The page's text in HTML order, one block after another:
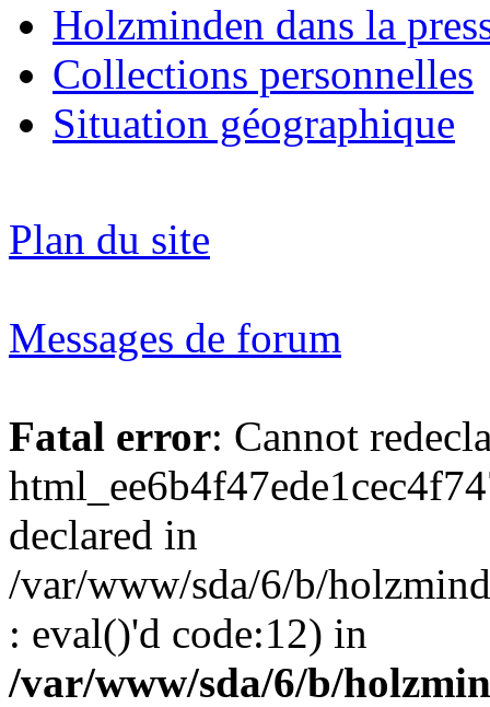
Holzminden dans la
Collections personnelles
Situation géographique
Plan du site
Messages de forum
Fatal error: Cannot
declared in
/var/www/sda/6/b/
: eval()'d code:12) in
/var/www/sda/6/b/